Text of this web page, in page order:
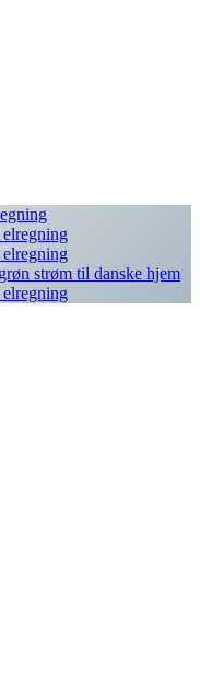
strøm til danske hjem